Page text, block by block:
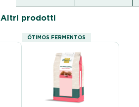
Altri prodotti
ÓTIMOS FERMENTOS